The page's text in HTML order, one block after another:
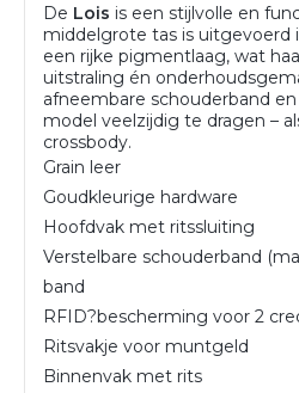
De Lois is een stijlvolle en
middelgrote tas is uitgevoerd
een rijke pigmentlaag, wat
uitstraling én
afneembare schouderband
model veelzijdig te dragen –
crossbody.
Grain leer
Goudkleurige hardware
Hoofdvak met ritssluiting
Verstelbare schouderband
band
RFID?bescherming voor 2
Ritsvakje voor muntgeld
Binnenvak met rits